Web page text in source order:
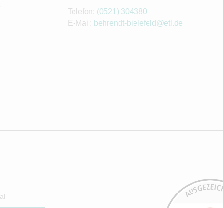
Telefon: (0521) 304380
E-Mail: behrendt-bielefeld@etl.de